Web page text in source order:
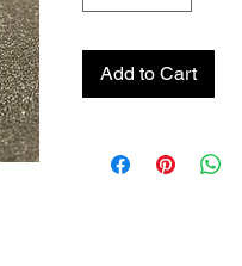
Add to Cart